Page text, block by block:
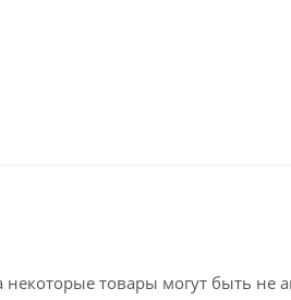
товары могут быть не